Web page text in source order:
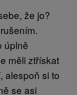
že jo?
úplně
měli ztřískat
alespoň si to
se asi